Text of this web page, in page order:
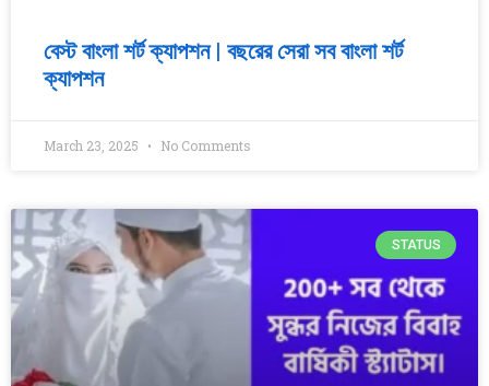
বেস্ট বাংলা শর্ট ক্যাপশন | বছরের সেরা সব বাংলা শর্ট
ক্যাপশন
March 23, 2025 No Comments
STATUS